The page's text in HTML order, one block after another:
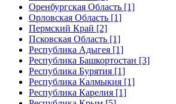
Оренбургская Область [1]
Орловская Область [1]
Пермский Край [2]
Псковская Область [1]
Республика Адыгея [1]
Республика Башкортостан [3]
Республика Бурятия [1]
Республика Калмыкия [1]
Республика Карелия [1]